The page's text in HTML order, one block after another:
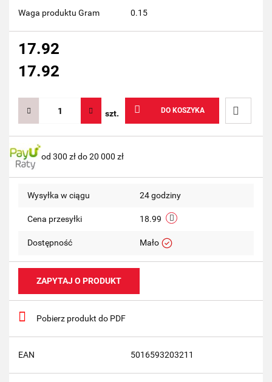
Waga produktu Gram 0.15
17.92
17.92
szt. DO KOSZYKA
Do
od 300 zł do 20 000 zł
Wysyłka w ciągu 24 godziny
Cena przesyłki 18.99
Dostępność Mało
ZAPYTAJ O PRODUKT
Pobierz produkt do PDF
EAN 5016593203211